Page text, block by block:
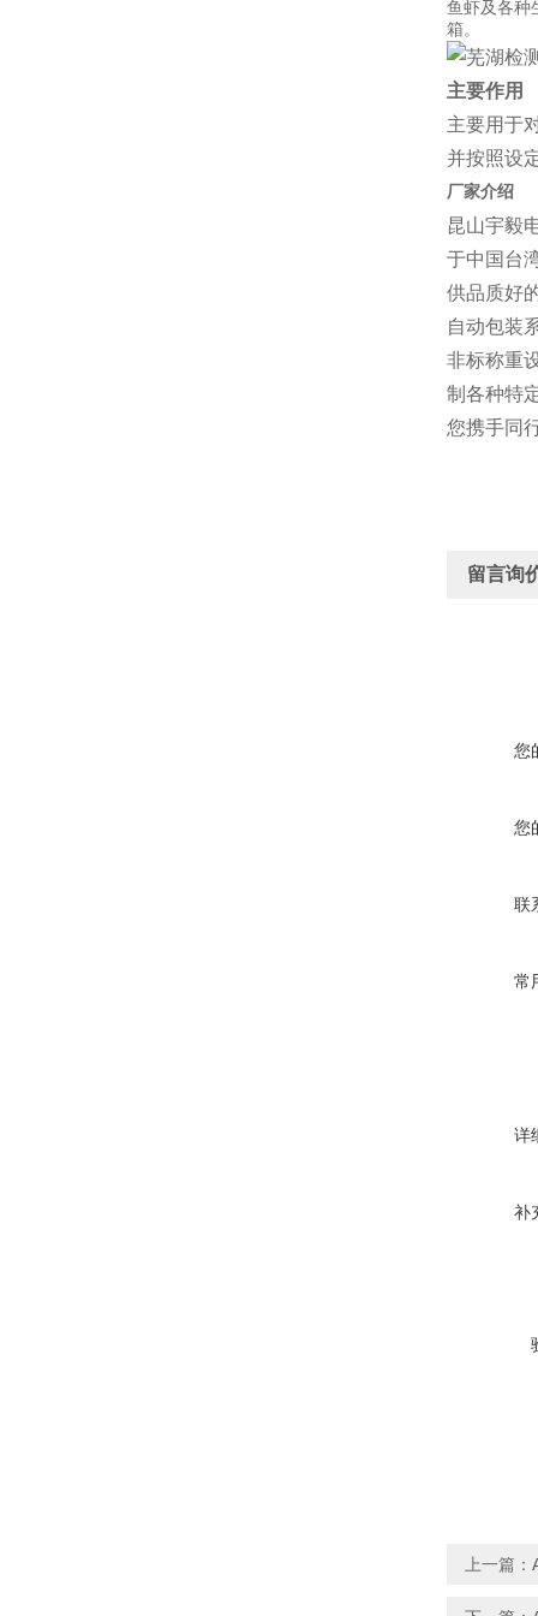
鱼虾及各种
箱。
主要作用
主要用于
并按照设
厂家介绍
昆山宇毅
于中国台
供品质好
自动包装
非标称重
制各种特
您携手同
留言询
您
您
联
常
详
补
上一篇：